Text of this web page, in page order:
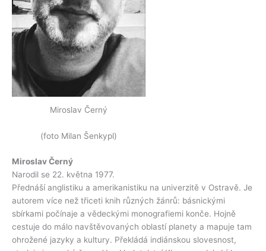
Miroslav Černý
(foto Milan Šenkypl)
Miroslav Černý
Narodil se 22. května 1977.
Přednáší anglistiku a amerikanistiku na univerzitě v Ostravě. Je
autorem více než třiceti knih různých žánrů: básnickými
sbírkami počínaje a vědeckými monografiemi konče. Hojně
cestuje do málo navštěvovaných oblastí planety a mapuje tam
ohrožené jazyky a kultury. Překládá indiánskou slovesnost,